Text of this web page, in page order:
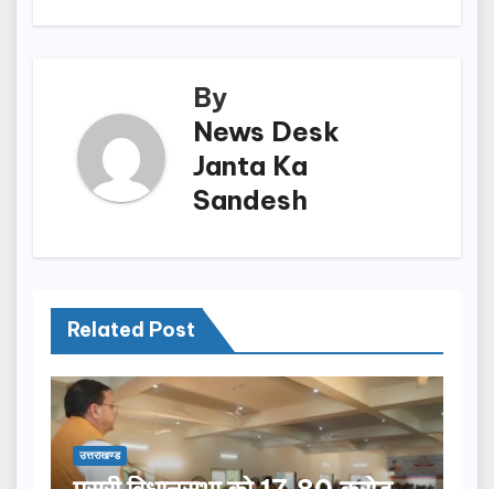
By
News Desk
Janta Ka
Sandesh
Related Post
उत्तराखण्ड